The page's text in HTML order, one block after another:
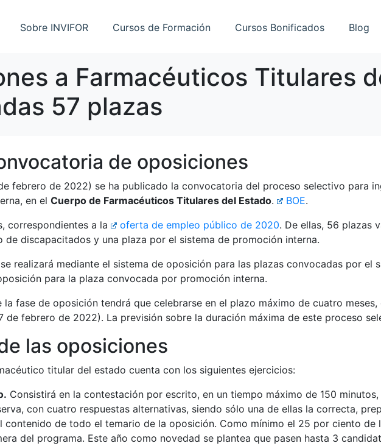
Sobre INVIFOR Cursos de Formación Cursos Bonificados Blog
a Farmacéuticos Titulares
57 plazas
de oposiciones
febrero de 2022) se ha publicado la convocatoria del proceso selectivo para
en el Cuerpo de Farmacéuticos Titulares del Estado. BOE.
correspondientes a la
oferta de empleo público de 2020. De ellas, 56 plazas
de discapacitados y una plaza por el sistema de promoción interna.
realizará mediante el sistema de oposición para las plazas convocadas por el
para la plaza convocada por promoción interna.
la fase de oposición tendrá que celebrarse en el plazo máximo de cuatro
de febrero de 2022). La previsión sobre la duración máxima de este proceso
las oposiciones
titular del estado cuenta con los siguientes ejercicios:
Consistirá en la contestación por escrito, en un tiempo máximo de 150
con cuatro respuestas alternativas, siendo sólo una de ellas la correcta,
contenido de todo el temario de la oposición. Como mínimo el 25 por ciento de
del programa. Este año como novedad se plantea que pasen hasta 3